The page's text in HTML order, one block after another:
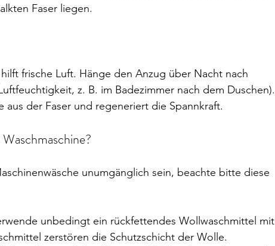
Faser liegen.
frische Luft. Hänge den Anzug über Nacht nach
z. B. im Badezimmer nach dem Duschen).
aus der Faser und regeneriert die Spannkraft.
unumgänglich sein, beachte bitte diese
unbedingt ein rückfettendes Wollwaschmittel mit
zerstören die Schutzschicht der Wolle.